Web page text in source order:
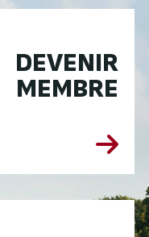
DEVENIR
MEMBRE